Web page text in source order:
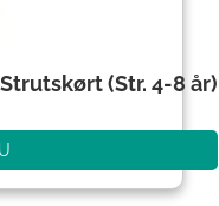
(Str. 4-8 år)